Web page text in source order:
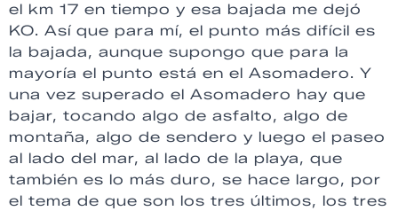
el km 17 en tiempo y esa bajada me dejó
KO. Así que para mí, el punto más difícil es
la bajada, aunque supongo que para la
mayoría el punto está en el Asomadero. Y
una vez superado el Asomadero hay que
bajar, tocando algo de asfalto, algo de
montaña, algo de sendero y luego el paseo
al lado del mar, al lado de la playa, que
también es lo más duro, se hace largo, por
el tema de que son los tres últimos, los tres